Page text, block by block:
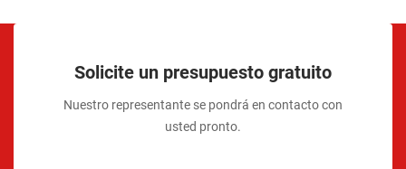
Solicite un presupuesto gratuito
Nuestro representante se pondrá en contacto con
usted pronto.